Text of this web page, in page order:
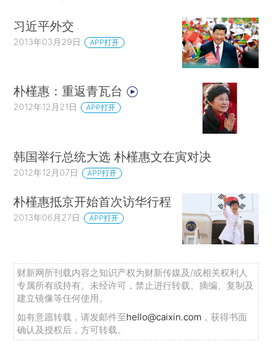
习近平外交
2013年03月29日 APP打开
朴槿惠：重返青瓦台
2012年12月21日 APP打开
韩国举行总统大选 朴槿惠文在寅对决
2012年12月07日 APP打开
朴槿惠抵京开始首次访华行程
2013年06月27日 APP打开
财新网所刊载内容之知识产权为财新传媒及/或相关权利人
专属所有或持有。未经许可，禁止进行转载、摘编、复制及
建立镜像等任何使用。
如有意愿转载，请发邮件至hello@caixin.com ，获得书面
确认及授权后，方可转载。